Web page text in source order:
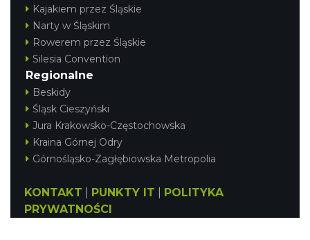
Kajakiem przez Śląskie
Narty w Śląskim
Rowerem przez Śląskie
Silesia Convention
Regionalne
Beskidy
Śląsk Cieszyński
Jura Krakowsko-Częstochowska
Kraina Górnej Odry
Górnośląsko-Zagłębiowska Metropolia
KONTAKT PUNKTY IT
POLITYKA
PRYWATNOŚCI